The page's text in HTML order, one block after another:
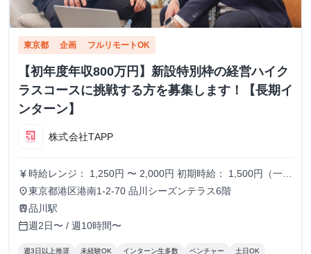
東京都 企画 フルリモートOK
【初年度年収800万円】新設特別枠の経営ハイク
ラスコースに挑戦する方を募集します！【長期イ
ンターン】
株式会社TAPP
currency_yen 時給レンジ： 1,250円 〜 2,000円 初期時給： 1,500円（一律
スタート） 改定タイミング： 3ヶ月ごとの契約更新時 評価
基準： 以下の4項目を5段階でスコアリングし、時給を決
待を大きく上回り、社員と同等のバリューを発揮。 A評価：
期待通り。安定して高品質な成果を出している。（※現状維
place東京都港区港南1-2-70 品川シーズンテラス6階
train品川駅
calendar_today週2日〜 / 週10時間〜
週3日以上推奨 未経験OK インターン生多数 ベンチャー 土日OK